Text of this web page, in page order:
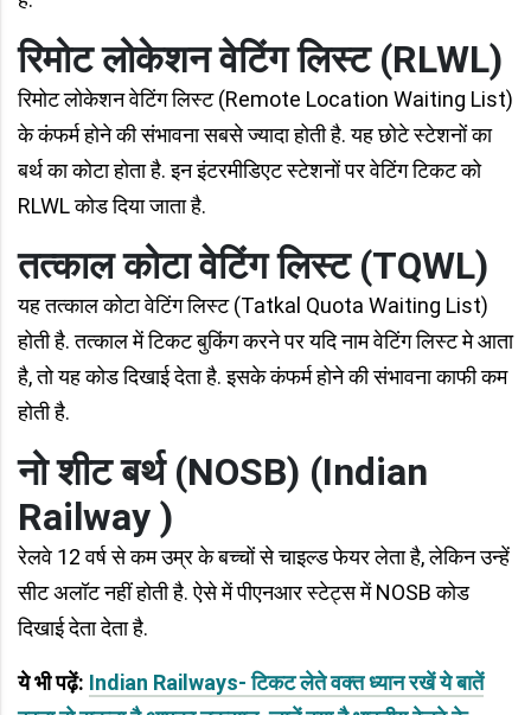
रिमोट लोकेशन वेटिंग लिस्ट (RLWL)
रिमोट लोकेशन वेटिंग लिस्ट (Remote Location Waiting List)
के कंफर्म होने की संभावना सबसे ज्यादा होती है. यह छोटे स्टेशनों का
बर्थ का कोटा होता है. इन इंटरमीडिएट स्टेशनों पर वेटिंग टिकट को
RLWL कोड दिया जाता है.
तत्काल कोटा वेटिंग लिस्ट (TQWL)
यह तत्काल कोटा वेटिंग लिस्ट (Tatkal Quota Waiting List)
होती है. तत्काल में टिकट बुकिंग करने पर यदि नाम वेटिंग लिस्ट मे आता
है, तो यह कोड दिखाई देता है. इसके कंफर्म होने की संभावना काफी कम
होती है.
नो शीट बर्थ (NOSB) (Indian
Railway )
रेलवे 12 वर्ष से कम उम्र के बच्चों से चाइल्ड फेयर लेता है, लेकिन उन्हें
सीट अलॉट नहीं होती है. ऐसे में पीएनआर स्टेट्स में NOSB कोड
दिखाई देता देता है.
ये भी पढ़ें: Indian Railways- टिकट लेते वक्त ध्यान रखें ये बातें